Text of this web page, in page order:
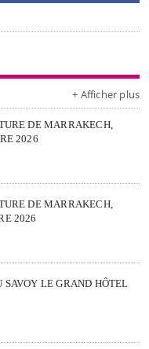
+ Afficher plus
DE MARRAKECH,
2026
DE MARRAKECH,
2026
SAVOY LE GRAND HÔTEL